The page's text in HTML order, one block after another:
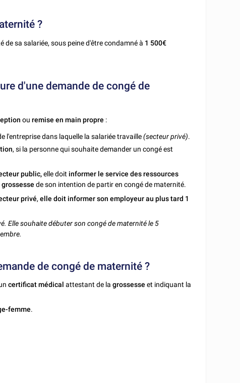
?
de sa salariée, sous peine d'être condamné à 1 500€
d'une demande de congé de
ou remise en main propre :
l'entreprise dans laquelle la salariée travaille(secteur privé).
, si la personne qui souhaite demander un congé est
public,elle doit informer le service des ressources
de son intention de partir en congé de maternité.
privé,elle doit informer son employeurau plus tard 1
Elle souhaite débuter son congé de maternité le 5
de congé de maternité ?
certificat médicalattestant de la grossesseet indiquant la
femme.